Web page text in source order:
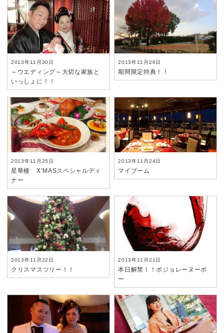
2013年11月30日
～ウエディング～大切な家族と
いっしょに！！
2013年11月26日
期間限定特典！！
2013年11月25日
星華楼 X’MASスペシャルディ
ナー
2013年11月24日
マイブーム
2013年11月22日
クリスマスツリー！！
2013年11月21日
本日解禁！！ボジョレーヌーボ
ー